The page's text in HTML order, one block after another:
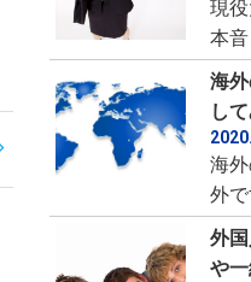
現
本
海
し
海
外
外
や